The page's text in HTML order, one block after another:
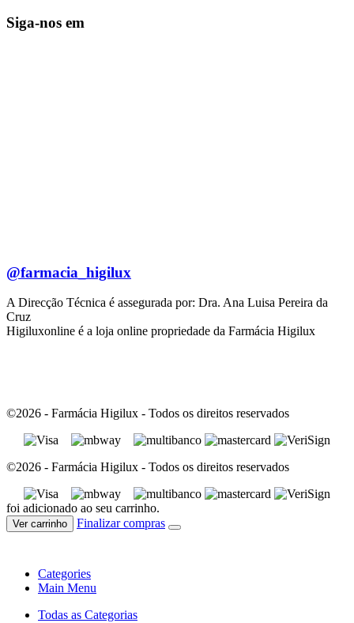
Siga-nos em
@farmacia_higilux
A Direcção Técnica é assegurada por: Dra. Ana Luisa Pereira da
Cruz
Higiluxonline é a loja online propriedade da Farmácia Higilux
©2026 - Farmácia Higilux - Todos os direitos reservados
©2026 - Farmácia Higilux - Todos os direitos reservados
foi adicionado ao seu carrinho.
Ver carrinho Finalizar compras
Categories
Main Menu
Todas as Categorias